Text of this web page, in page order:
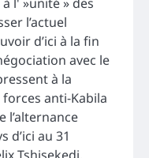
l’actuel
d’ici à la fin
avec le
à la
anti-Kabila
l’alternance
d’ici au 31